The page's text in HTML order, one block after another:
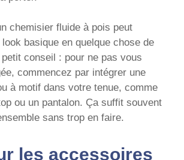
chemisier fluide à pois peut
basique en quelque chose de
conseil : pour ne pas vous
commencez par intégrer une
à motif dans votre tenue, comme
ou un pantalon. Ça suffit souvent
sans trop en faire.
les accessoires